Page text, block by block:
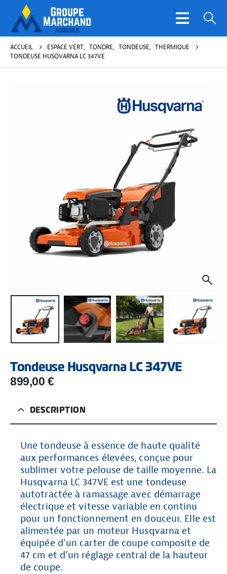
ACCUEIL ESPACE VERT, TONDRE, TONDEUSE, THERMIQUE
TONDEUSE HUSQVARNA LC 347VE
Tondeuse Husqvarna LC 347VE
899,00 €
DESCRIPTION
Une tondeuse à essence de haute qualité
aux performances élevées, conçue pour
sublimer votre pelouse de taille moyenne. La
Husqvarna LC 347VE est une tondeuse
autotractée à ramassage avec démarrage
électrique et vitesse variable en continu
pour un fonctionnement en douceur. Elle est
alimentée par un moteur Husqvarna et
équipée d’un carter de coupe composite de
47 cm et d’un réglage central de la hauteur
de coupe.